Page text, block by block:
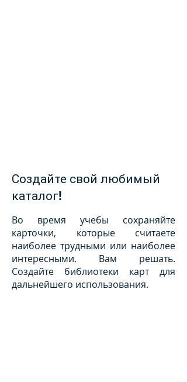
Создайте свой любимый
каталог!
Во время учебы сохраняйте
карточки, которые считаете
наиболее трудными или наиболее
интересными. Вам решать.
Создайте библиотеки карт для
дальнейшего использования.